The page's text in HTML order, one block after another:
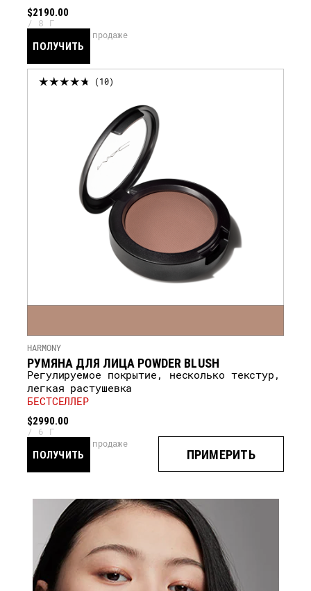
$2190.00
8 Г
ПОЛУЧИТЬ
УВЕДОМЛЕНИЕ
скоро в продаже
10
HARMONY
РУМЯНА ДЛЯ ЛИЦА POWDER BLUSH
Регулируемое покрытие, несколько текстур,
легкая растушевка
БЕСТСЕЛЛЕР
$2990.00
6 Г
ПРИМЕРИТЬ
ПОЛУЧИТЬ
скоро в продаже